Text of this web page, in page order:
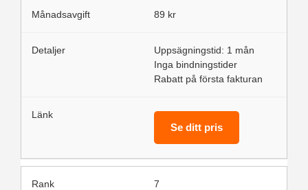
89 kr
Uppsägningstid: 1 mån
Inga bindningstider
Rabatt på första fakturan
Se ditt pris
7